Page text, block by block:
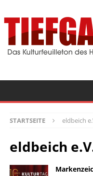
STARTSEITE eldbeich
eldbeich